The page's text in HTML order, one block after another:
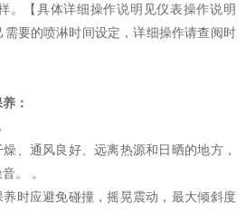
。【具体详细操作说明见仪表操作说明
要的喷淋时间设定，详细操作请查阅时
：
、通风良好、远离热源和日晒的地方，
。 。
时应避免碰撞，摇晃震动，最大倾斜度